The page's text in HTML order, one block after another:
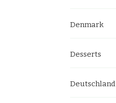
Denmark
Desserts
Deutschland